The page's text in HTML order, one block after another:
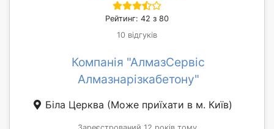
Рейтинг: 42 з 80
10 відгуків
Компанія "АлмазСервіс
Алмазнарізкабетону"
Біла Церква (Може приїхати в м. Київ)